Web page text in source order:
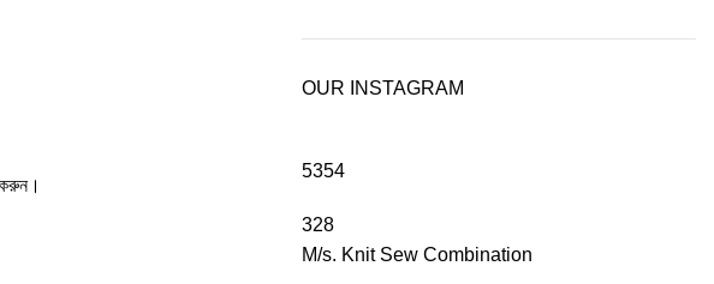
OUR INSTAGRAM
5354
328
M/s. Knit Sew Combination